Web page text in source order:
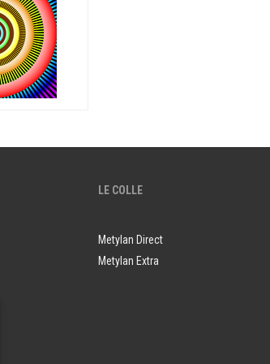
LE COLLE
Metylan Direct
Metylan Extra